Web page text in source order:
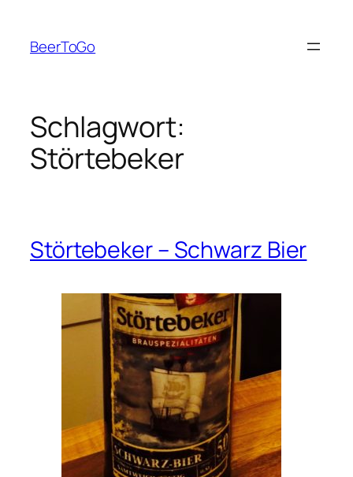
springen
BeerToGo
Schlagwort:
Störtebeker
Störtebeker – Schwarz Bier